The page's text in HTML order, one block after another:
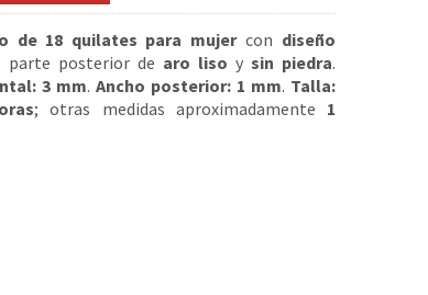
de 18 quilates para mujercon diseño
parte posterior de aro liso y sin piedra.
3 mm. Ancho posterior: 1 mm. Talla:
; otras medidas aproximadamente 1